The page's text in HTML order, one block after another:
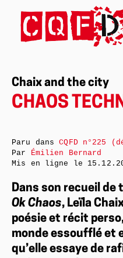
Chaix and the city
CHAOS
Dans son recueil
Ok Chaos, Leïla
poésie et récit
monde essoufflé et
qu’elle essaye de
Paru dansCQFD n°225
Par Émilien Bernard
Mis en ligne le